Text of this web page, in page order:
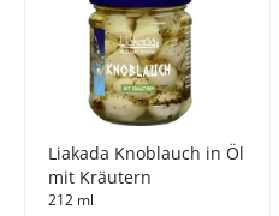
Liakada Knoblauch in Öl
mit Kräutern
212 ml